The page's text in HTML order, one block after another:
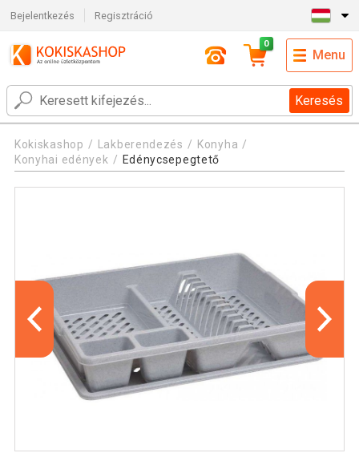
Bejelentkezés Regisztráció
Keresés
0
Menu
Kokiskashop Lakberendezés
Konyha
Konyhai edények
Edénycsepegtető